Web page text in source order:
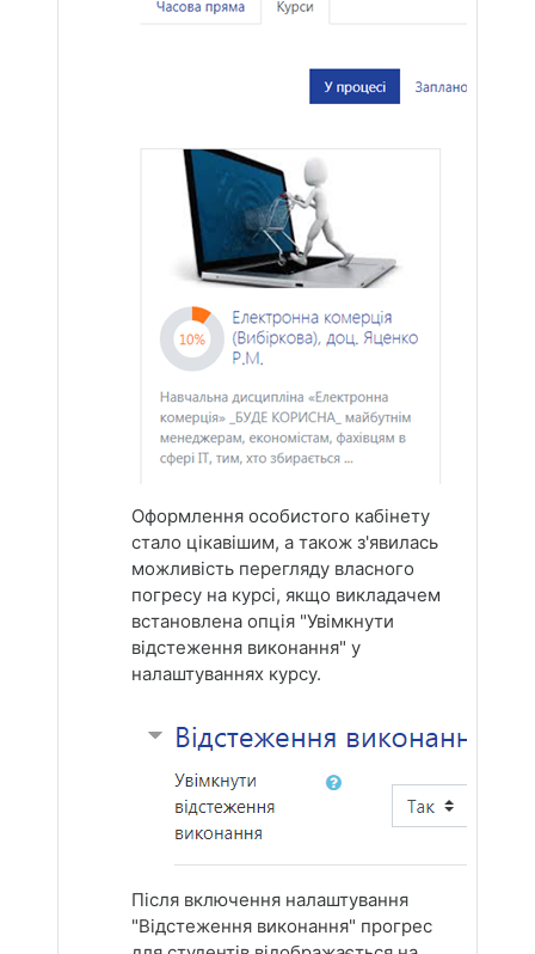
Оформлення особистого кабінету
стало цікавішим, а також з'явилась
можливість перегляду власного
погресу на курсі, якщо викладачем
встановлена опція "Увімкнути
відстеження виконання" у
налаштуваннях курсу.
Після включення налаштування
"Відстеження виконання" прогрес